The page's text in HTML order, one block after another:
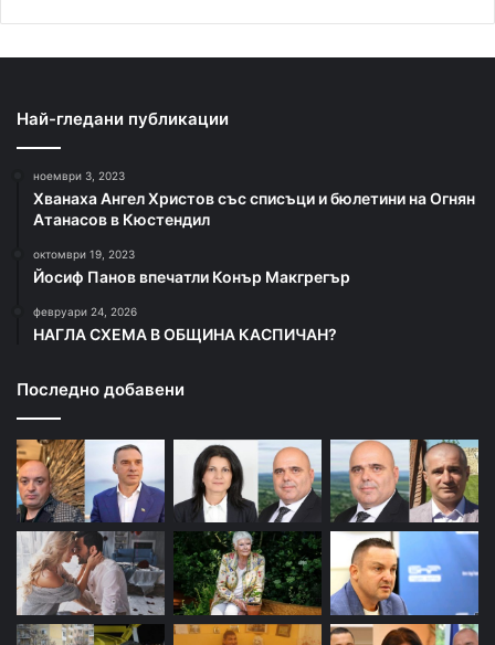
Най-гледани публикации
ноември 3, 2023
Хванаха Ангел Христов със списъци и бюлетини на Огнян
Атанасов в Кюстендил
октомври 19, 2023
Йосиф Панов впечатли Конър Макгрегър
февруари 24, 2026
НАГЛА СХЕМА В ОБЩИНА КАСПИЧАН?
Последно добавени